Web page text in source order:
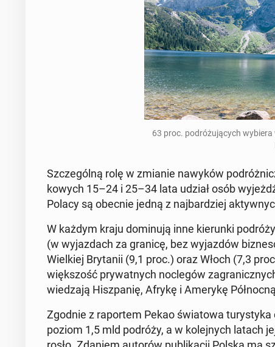
63 proc. po­dró­żu­ją­cych
Szcze­gól­ną rolę w zmianie nawyków
ko­wych 15–24 i 25–34 lata udział osób
Polacy są obecnie jedną z naj­bar­dziej
W każdym kraju do­mi­nu­ją inne kie­run­ki
(w wy­jaz­dach za granicę, bez wy­jaz­dów
Wiel­kiej Bry­ta­nii (9,1 proc.) oraz Włoch (7,3
więk­szość pry­wat­nych noc­le­gów
wie­dza­ją Hisz­pa­nię, Afrykę i Amerykę
Zgodnie z ra­por­tem Pekao świa­to­wa
poziom 1,5 mld podróży, a w ko­lej­nych latach